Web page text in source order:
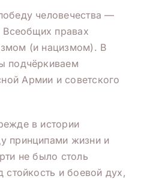
человечества —
Всеобщих правах
(и нацизмом). В
подчёркиваем
Армии и советского
в истории
принципами жизни и
не было столь
стойкость и боевой дух,